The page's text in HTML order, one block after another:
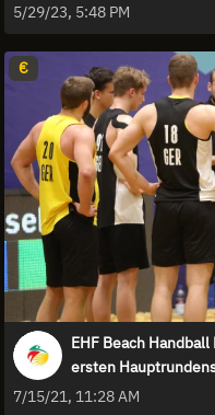
5/29/23, 5:48 PM
€
EHF Beach
ersten
7/15/21, 11:28 AM